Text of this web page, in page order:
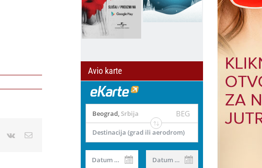
Pinterest
Vk Email
Avio karte
Beograd, Srbija BEG
Destinacija (grad ili aerodrom)
Datum od Datum do